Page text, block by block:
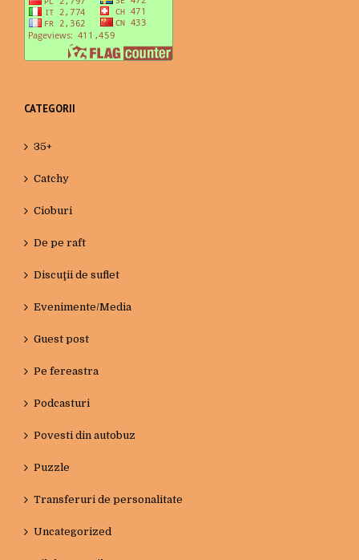
CATEGORII
35+
Catchy
Cioburi
De pe raft
Discuţii de suflet
Evenimente/Media
Guest post
Pe fereastra
Podcasturi
Povesti din autobuz
Puzzle
Transferuri de personalitate
Uncategorized